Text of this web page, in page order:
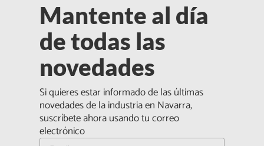
Mantente al día
de todas las
novedades
Si quieres estar informado de las últimas
novedades de la industria en Navarra,
suscríbete ahora usando tu correo
electrónico